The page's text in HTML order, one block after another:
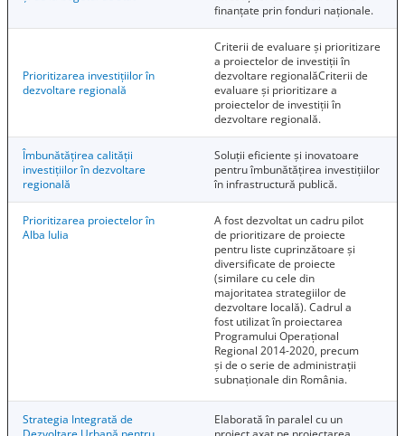
finanțate prin fonduri naționale.
Prioritizarea investițiilor în
dezvoltare regională
Criterii de evaluare și prioritizare
a proiectelor de investiții în
dezvoltare regionalăCriterii de
evaluare și prioritizare a
proiectelor de investiții în
dezvoltare regională.
Îmbunătățirea calității
investițiilor în dezvoltare
regională
Soluții eficiente și inovatoare
pentru îmbunătățirea investițiilor
în infrastructură publică.
Prioritizarea proiectelor în
Alba Iulia
A fost dezvoltat un cadru pilot
de prioritizare de proiecte
pentru liste cuprinzătoare și
diversificate de proiecte
(similare cu cele din
majoritatea strategiilor de
dezvoltare locală). Cadrul a
fost utilizat în proiectarea
Programului Operațional
Regional 2014-2020, precum
și de o serie de administrații
subnaționale din România.
Strategia Integrată de
Elaborată în paralel cu un